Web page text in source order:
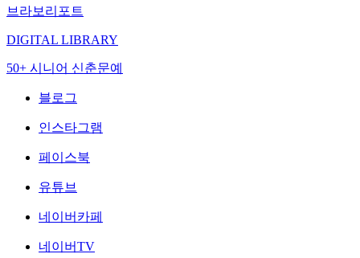
브라보리포트
DIGITAL LIBRARY
50+ 시니어 신춘문예
블로그
인스타그램
페이스북
유튜브
네이버카페
네이버TV